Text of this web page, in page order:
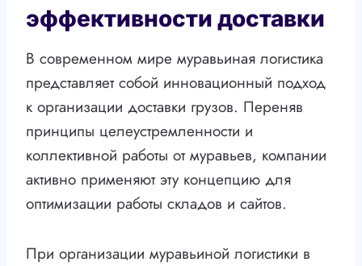
эффективности доставки
В современном мире муравьиная логистика
представляет собой инновационный подход
к организации доставки грузов. Переняв
принципы целеустремленности и
коллективной работы от муравьев, компании
активно применяют эту концепцию для
оптимизации работы складов и сайтов.
При организации муравьиной логистики в